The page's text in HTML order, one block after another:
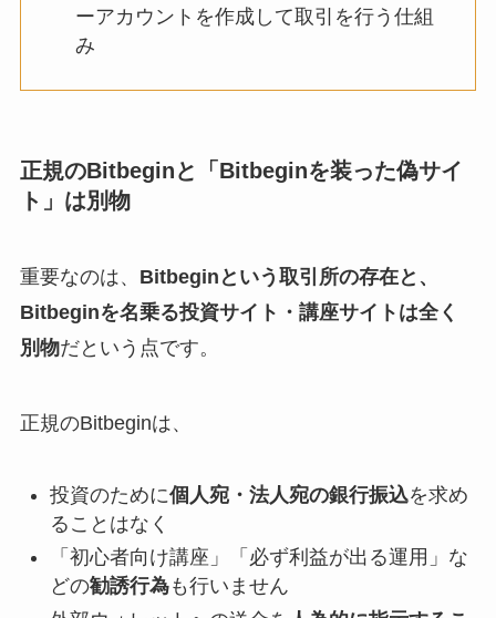
ーアカウントを作成して取引を行う仕組
み
正規のBitbeginと「Bitbeginを装った偽サイ
ト」は別物
重要なのは、 Bitbeginという取引所の存在と、
Bitbeginを名乗る投資サイト・講座サイトは全く
別物だという点です。
正規のBitbeginは、
投資のために個人宛・法人宛の銀行振込を求め
ることはなく
「初心者向け講座」「必ず利益が出る運用」な
どの勧誘行為も行いません